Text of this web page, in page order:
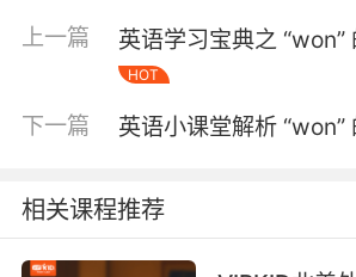
尤为重要，尤其是在讨论考试
时。掌握这一用法，可以帮助您
Pass 表示“传递”或“交给” Pass
me the salt, please? （请把盐
He passed the ball to his
传给了队友。） 这种用法在日常
上一篇 英语学习宝典之 “won”
HOT
下一篇 英语小课堂解析 “won”
相关课程推荐